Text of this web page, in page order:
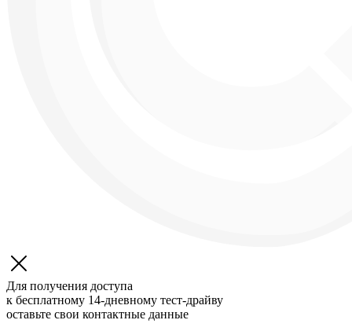
Для получения доступа
к бесплатному 14-дневному тест-драйву
оставьте свои контактные данные